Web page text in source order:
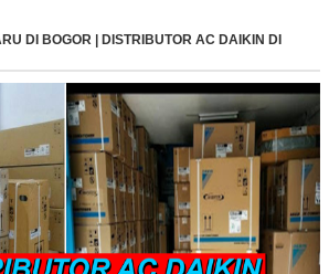
DI BOGOR | DISTRIBUTOR AC DAIKIN DI